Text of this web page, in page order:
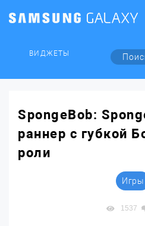
ВИДЖЕТЫ
SpongeBob:
раннер с губкой
роли
Игры
1537